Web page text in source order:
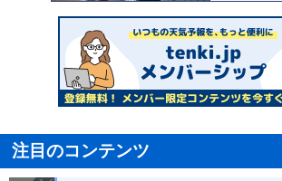
注目のコンテンツ